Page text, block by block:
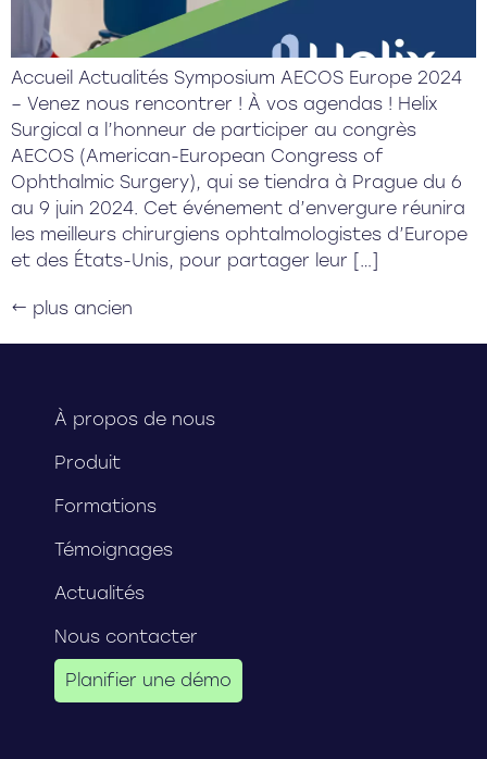
Accueil Actualités Symposium AECOS Europe 2024
– Venez nous rencontrer ! À vos agendas ! Helix
Surgical a l’honneur de participer au congrès
AECOS (American-European Congress of
Ophthalmic Surgery), qui se tiendra à Prague du 6
au 9 juin 2024. Cet événement d’envergure réunira
les meilleurs chirurgiens ophtalmologistes d’Europe
et des États-Unis, pour partager leur […]
← plus ancien
À propos de nous
Produit
Formations
Témoignages
Actualités
Nous contacter
Planifier une démo